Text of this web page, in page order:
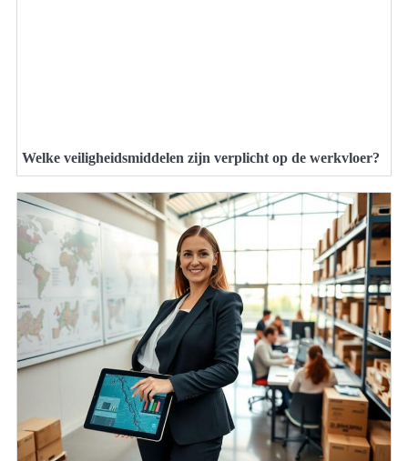
Welke veiligheidsmiddelen zijn verplicht op de werkvloer?